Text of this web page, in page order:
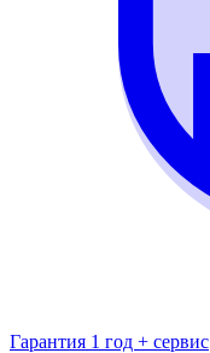
Гарантия 1 год + сервис